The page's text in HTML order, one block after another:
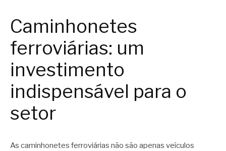
Caminhonetes
ferroviárias: um
investimento
indispensável para o
setor
As caminhonetes ferroviárias não são apenas veículos